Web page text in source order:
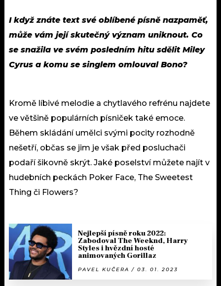
I když znáte text své oblíbené písně nazpaměť,
může vám její skutečný význam uniknout. Co
se snažila ve svém posledním hitu sdělit Miley
Cyrus a komu se singlem omlouval Bono?
Kromě líbivé melodie a chytlavého refrénu najdete
ve většině populárních písniček také emoce.
Během skládání umělci svými pocity rozhodně
nešetří, občas se jim je však před posluchači
podaří šikovně skrýt. Jaké poselství můžete najít v
hudebních peckách Poker Face, The Sweetest
Thing či Flowers?
Nejlepší písně roku 2022:
Zabodoval The Weeknd, Harry
Styles i hvězdní hosté
animovaných Gorillaz
PAVEL KUČERA / 03. 01. 2023